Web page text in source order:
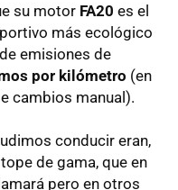
su motor FA20 es el
más ecológico
emisiones de
por kilómetro (en
cambios manual).
conducir eran,
de gama, que en
pero en otros